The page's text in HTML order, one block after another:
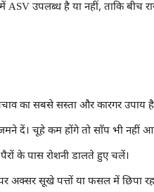
उपलब्ध है या नहीं, ताकि बीच
का सबसे सस्ता और कारगर उपाय
दें। चूहे कम होंगे तो साँप भी नहीं
के पास रोशनी डालते हुए चलें।
सूखे पत्तों या फसल में छिपा